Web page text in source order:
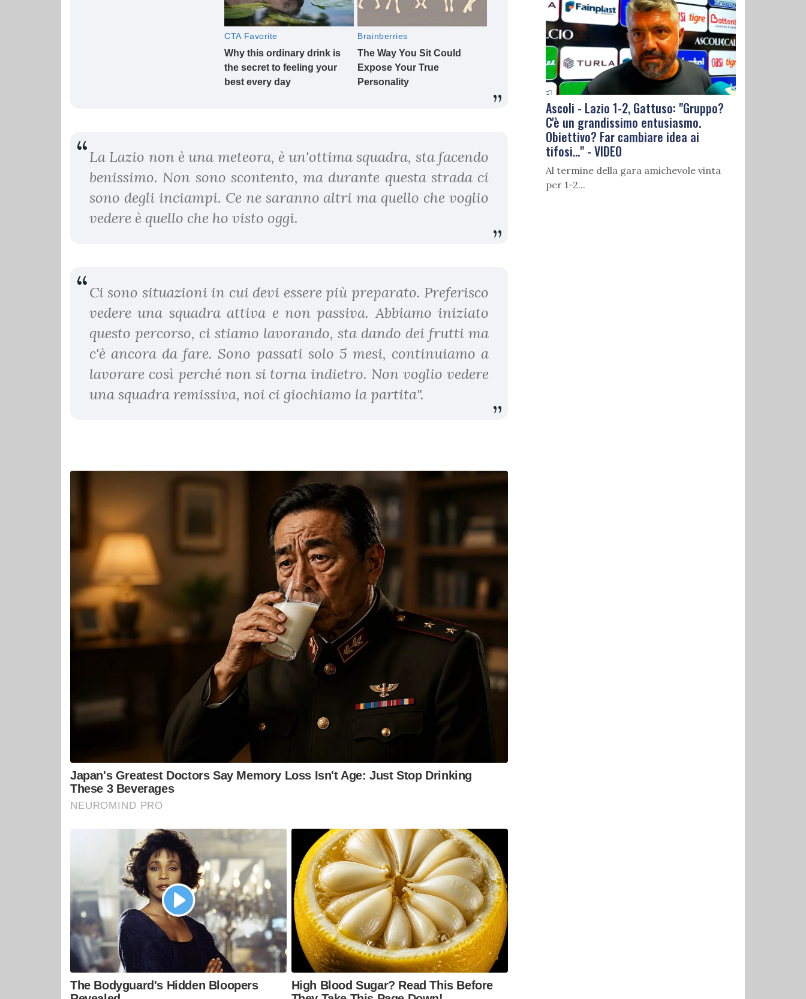
La Lazio non è una meteora, è un'ottima squadra, sta facendo
benissimo. Non sono scontento, ma durante questa strada ci
sono degli inciampi. Ce ne saranno altri ma quello che voglio
vedere è quello che ho visto oggi.
Ci sono situazioni in cui devi essere più preparato. Preferisco
vedere una squadra attiva e non passiva. Abbiamo iniziato
questo percorso, ci stiamo lavorando, sta dando dei frutti ma
c'è ancora da fare. Sono passati solo 5 mesi, continuiamo a
lavorare così perché non si torna indietro. Non voglio vedere
una squadra remissiva, noi ci giochiamo la partita".
Ascoli - Lazio 1-2, Gattuso: "Gruppo?
C'è un grandissimo entusiasmo.
Obiettivo? Far cambiare idea ai
tifosi..." - VIDEO
Al termine della gara amichevole vinta
per 1-2...